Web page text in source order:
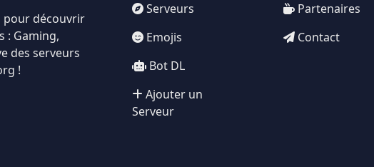
pour découvrir
: Gaming,
des serveurs
!
Serveurs
Emojis
Bot DL
Ajouter un
Serveur
Partenaires
Contact